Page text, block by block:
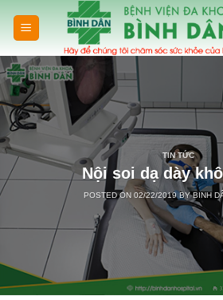
TIN TỨC
Nội soi dạ dày
POSTED ON 02/22/2019 BYBINH